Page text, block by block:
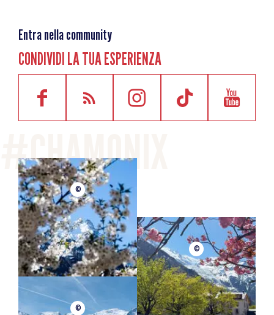
Entra nella community
CONDIVIDI LA TUA ESPERIENZA
©
©
©